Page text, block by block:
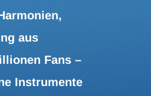
aus
Fans –
Instrumente